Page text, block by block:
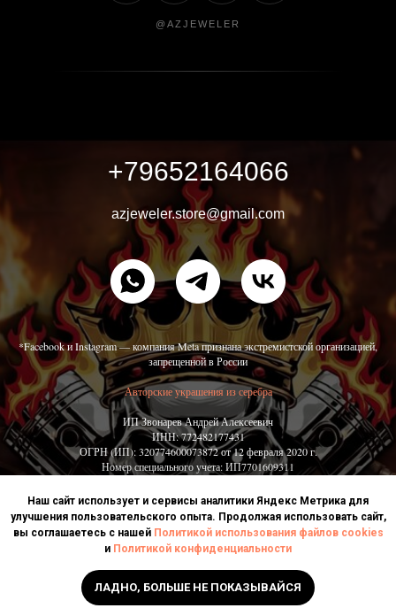
Наш сайт использует и сервисы аналитики Яндекс Метрика для
улучшения пользовательского опыта. Продолжая использовать сайт,
вы соглашаетесь с нашей Политикой использования файлов cookies
и Политикой конфиденциальности
ЛАДНО, БОЛЬШЕ НЕ ПОКАЗЫВАЙСЯ
@AZJEWELER
+79652164066
azjeweler.store@gmail.com
*Facebook и Instagram — компания Meta признана экстремистской организацией,
запрещенной в России
Авторские украшения из серебра
ИП Звонарев Андрей Алексеевич
ИНН: 772482177431
ОГРН (ИП): 320774600073872 от 12 февраля 2020 г.
Номер специального учета: ИП7701609311
Политика обработки персональных данных
Согласие на обработку персональных данных
Политика использования файлов cookies